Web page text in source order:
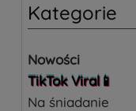
Kategorie
Nowości
TikTok Viral📱
Na śniadanie